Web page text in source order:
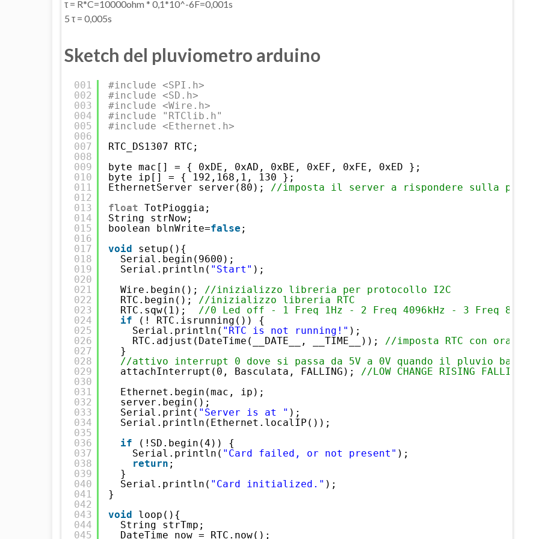
τ = R*C=10000ohm * 0,1*10^-6F=0,001s
5 τ = 0,005s
Sketch del pluviometro arduino
001
002
003
004
005
006
007
008
009
010
011
012
013
014
015
016
017
018
019
020
021
022
023
024
025
026
027
028
029
030
031
032
033
034
035
036
037
038
039
040
041
042
043
044
045
#include <SPI.h>
#include <SD.h>
#include <Wire.h>
#include "RTClib.h"
#include <Ethernet.h>
RTC_DS1307 RTC;
byte mac[] = { 0xDE, 0xAD, 0xBE, 0xEF, 0xFE, 0xED };
byte ip[] = { 192,168,1, 130 };
EthernetServer server(80); //imposta il server a rispondere sulla porta
float TotPioggia;
String strNow;
boolean blnWrite=false ;
void
setup(){
Serial.begin(9600);
Serial.println( "Start" );
Wire.begin(); //inizializzo libreria per protocollo I2C
RTC.begin(); //inizializzo libreria RTC
RTC.sqw(1); //0 Led off - 1 Freq 1Hz - 2 Freq 4096kHz - 3 Freq
if
(! RTC.isrunning()) {
Serial.println( "RTC is not running!" );
RTC.adjust(DateTime(__DATE__, __TIME__)); //imposta RTC con orario
}
//attivo interrupt 0 dove si passa da 5V a 0V quando il pluvio
attachInterrupt(0, Basculata, FALLING); //LOW CHANGE RISING FALLING
Ethernet.begin(mac, ip);
server.begin();
Serial.print( "Server is at " );
Serial.println(Ethernet.localIP());
if
(!SD.begin(4)) {
Serial.println( "Card failed, or not present" );
return ;
}
Serial.println( "Card initialized." );
}
void
loop(){
String strTmp;
DateTime now = RTC.now();